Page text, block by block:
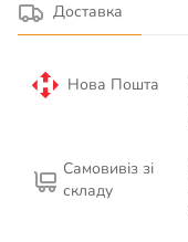
Доставка
Нова Пошта
Самовивіз зі
складу